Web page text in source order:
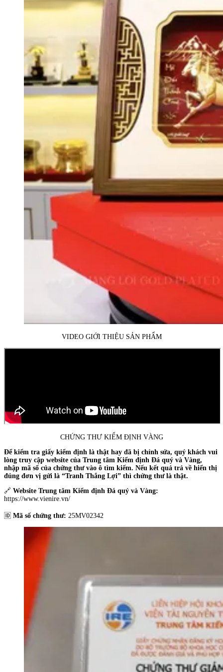
VIDEO GIỚI THIỆU SẢN PHẨM
CHỨNG THƯ KIỂM ĐỊNH VÀNG
Để kiểm tra giấy kiểm định là thật hay đã bị chỉnh sửa, quý khách vui
lòng truy cập website của Trung tâm Kiểm định Đá quý và Vàng,
nhập mã số của chứng thư vào ô tìm kiếm. Nếu kết quả trả về hiển thị
đúng đơn vị gửi là “Tranh Thắng Lợi” thì chứng thư là thật.
🔗 Website Trung tâm Kiểm định Đá quý và Vàng:
https://www.vienire.vn/
🆔 Mã số chứng thư: 25MV02342